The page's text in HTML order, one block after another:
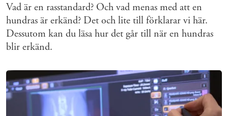
Vad är en rasstandard? Och vad menas med att en
hundras är erkänd? Det och lite till förklarar vi här.
Dessutom kan du läsa hur det går till när en hundras
blir erkänd.